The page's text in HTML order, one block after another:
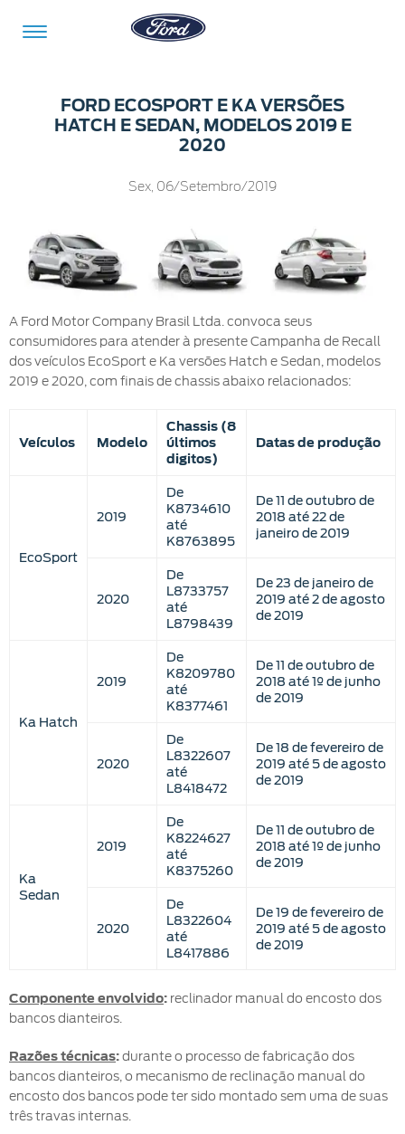
Compre
o
Seu
Monte
o Seu
Peças
Serviços
Financeiros
Serviços
Ford
Venda
Recall
Protect
Ford
Meu
Minhas
Experiências
Proprietários
(Guia
Leva e
Revisões
seu
Tecnologia
Atualização
®
Pro™
sessão
Iniciar
sessão
Iniciar
sessão
FORD ECOSPORT E KA VERSÕES
HATCH E SEDAN, MODELOS 2019 E
2020
Sex, 06/Setembro/2019
A Ford Motor Company Brasil Ltda. convoca seus
consumidores para atender à presente Campanha de Recall
dos veículos EcoSport e Ka versões Hatch e Sedan, modelos
2019 e 2020, com finais de chassis abaixo relacionados:
Veículos Modelo
Chassis (8
últimos
digitos)
Datas de produção
EcoSport
2019
De
K8734610
até
K8763895
De 11 de outubro de
2018 até 22 de
janeiro de 2019
2020
De
L8733757
até
L8798439
De 23 de janeiro de
2019 até 2 de agosto
de 2019
Ka Hatch
2019
De
K8209780
até
K8377461
De 11 de outubro de
2018 até 1º de junho
de 2019
2020
De
L8322607
até
L8418472
De 18 de fevereiro de
2019 até 5 de agosto
de 2019
Ka
Sedan
2019
De
K8224627
até
K8375260
De 11 de outubro de
2018 até 1º de junho
de 2019
2020
De
L8322604
até
L8417886
De 19 de fevereiro de
2019 até 5 de agosto
de 2019
Componente envolvido: reclinador manual do encosto dos
bancos dianteiros.
Razões técnicas:durante o processo de fabricação dos
bancos dianteiros, o mecanismo de reclinação manual do
encosto dos bancos pode ter sido montado sem uma de suas
três travas internas.